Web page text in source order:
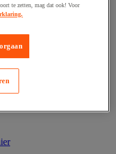
kist
te zetten, mag dat ook! Voor